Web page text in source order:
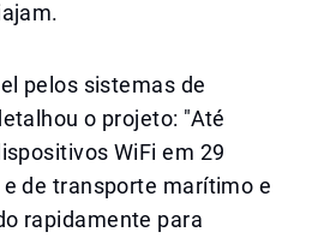
pelos sistemas de
o projeto: "Até
WiFi em 29
de transporte marítimo e
rapidamente para